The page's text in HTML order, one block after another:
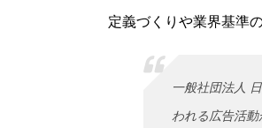
定義づくりや業界基準
一般社団法人
われる広告活